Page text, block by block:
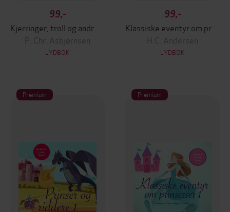
99,-
P. Chr. Asbjørnsen
LYDBOK
99,-
H.C. Andersen
LYDBOK
Premium Premium